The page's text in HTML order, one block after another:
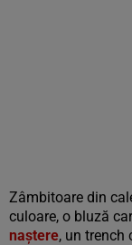
Zâmbitoare din
culoare, o bluză
naștere, un trench